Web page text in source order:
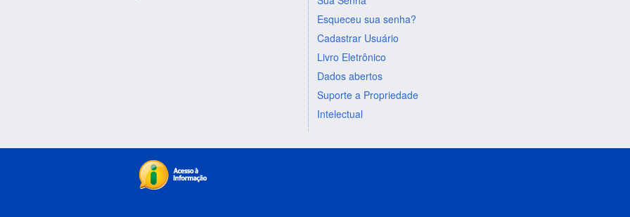
Esqueceu sua senha?
Cadastrar Usuário
Livro Eletrônico
Dados abertos
Suporte a Propriedade
Intelectual